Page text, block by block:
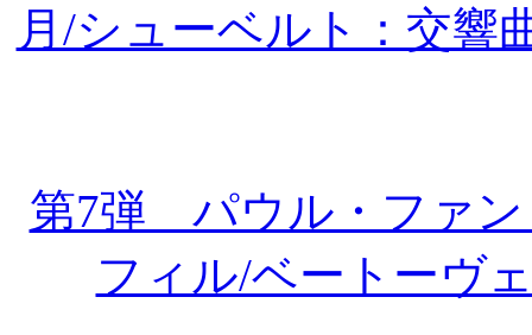
月/シューベルト：交響
第7弾 パウル・ファン
フィル/ベートーヴ